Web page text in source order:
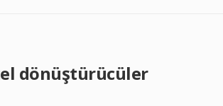
dönüştürücüler